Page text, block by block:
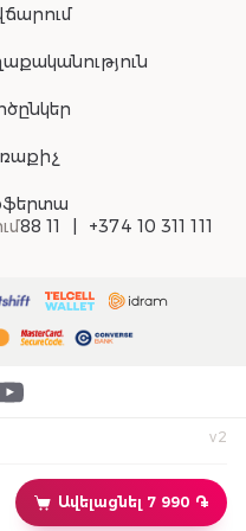
Ավելացնել 7 990 ֏
88 11 +374 10 311 111
v2